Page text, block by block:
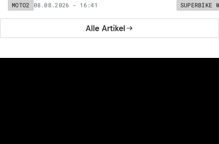
Alle Artikel
MOTO2 08.08.2026 - 16:41 SUPERBIKE